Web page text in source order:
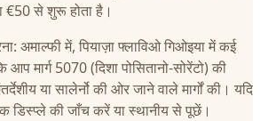
€50 से शुरू होता है।
अमाल्फी में, पियाज़ा फ्लाविओ गिओइया में कई
मार्ग 5070 (दिशा पोसितानो-सोरेंटो) की
या सालेर्नो की ओर जाने वाले मार्गों की। यदि
डिस्प्ले की जाँच करें या स्थानीय से पूछें।